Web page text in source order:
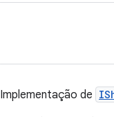
Implementação de